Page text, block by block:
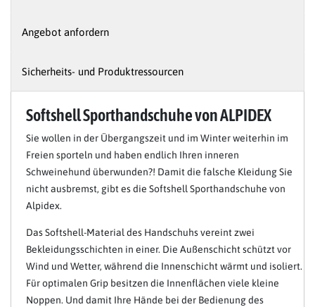
Angebot anfordern
Sicherheits- und Produktressourcen
Softshell Sporthandschuhe von ALPIDEX
Sie wollen in der Übergangszeit und im Winter weiterhin im
Freien sporteln und haben endlich Ihren inneren
Schweinehund überwunden?! Damit die falsche Kleidung Sie
nicht ausbremst, gibt es die Softshell Sporthandschuhe von
Alpidex.
Das Softshell-Material des Handschuhs vereint zwei
Bekleidungsschichten in einer. Die Außenschicht schützt vor
Wind und Wetter, während die Innenschicht wärmt und isoliert.
Für optimalen Grip besitzen die Innenflächen viele kleine
Noppen. Und damit Ihre Hände bei der Bedienung des